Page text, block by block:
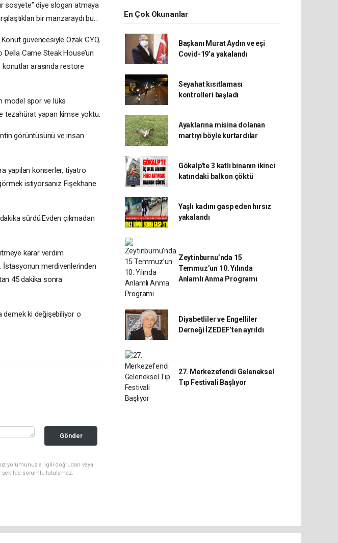
sosyete” diye slogan atmaya
bir manzaraydı bu...
Konut güvencesiyle Özak GYO,
Della Carne Steak House’un
arasında restore
model spor ve lüks
tezahürat yapan kimse yoktu.
görüntüsünü ve insan
yapılan konserler, tiyatro
istiyorsanız Fişekhane
sürdü.Evden çıkmadan
karar verdim.
İstasyonun merdivenlerinden
45 dakika sonra
demek ki değişebiliyor o
Gönder
yorumunuzla ilgili doğrudan veya
şekilde sorumlu tutulamaz.
En Çok Okunanlar
Başkanı Murat Aydın ve eşi
Covid-19’a yakalandı
Seyahat kısıtlaması
kontrolleri başladı
Ayaklarına misina dolanan
martıyı böyle kurtardılar
Gökalp'te 3 katlı binanın ikinci
katındaki balkon çöktü
Yaşlı kadını gasp eden hırsız
yakalandı
Zeytinburnu’nda 15
Temmuz’un 10. Yılında
Anlamlı Anma Programı
Diyabetliler ve Engelliler
Derneği İZEDEF’ten ayrıldı
27. Merkezefendi Geleneksel
Tıp Festivali Başlıyor